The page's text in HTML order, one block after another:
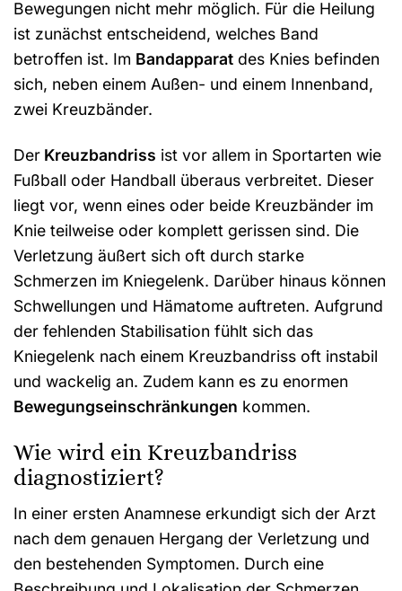
Bewegungen nicht mehr möglich. Für die Heilung
ist zunächst entscheidend, welches Band
betroffen ist. Im Bandapparat des Knies befinden
sich, neben einem Außen- und einem Innenband,
zwei Kreuzbänder.
Der Kreuzbandriss ist vor allem in Sportarten wie
Fußball oder Handball überaus verbreitet. Dieser
liegt vor, wenn eines oder beide Kreuzbänder im
Knie teilweise oder komplett gerissen sind. Die
Verletzung äußert sich oft durch starke
Schmerzen im Kniegelenk. Darüber hinaus können
Schwellungen und Hämatome auftreten. Aufgrund
der fehlenden Stabilisation fühlt sich das
Kniegelenk nach einem Kreuzbandriss oft instabil
und wackelig an. Zudem kann es zu enormen
Bewegungseinschränkungen kommen.
Wie wird ein Kreuzbandriss
diagnostiziert?
In einer ersten Anamnese erkundigt sich der Arzt
nach dem genauen Hergang der Verletzung und
den bestehenden Symptomen. Durch eine